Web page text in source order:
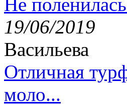
19/06/2019
Васильева
Отличная
моло...